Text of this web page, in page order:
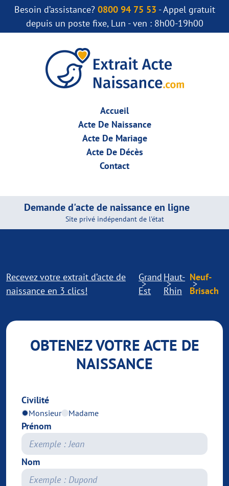
Besoin d’assistance? 0800 94 75 53 - Appel gratuit
depuis un poste fixe, Lun - ven : 8h00-19h00
Accueil
Acte De Naissance
Acte De Mariage
Acte De Décès
Contact
Demande d'acte de naissance en ligne
Site privé indépendant de l'état
Recevez votre extrait d’acte de
naissance en 3 clics!
Grand
Est
Haut-
Rhin
Neuf-
Brisach
OBTENEZ VOTRE ACTE DE
NAISSANCE
Civilité
Monsieur Madame
Prénom
Nom